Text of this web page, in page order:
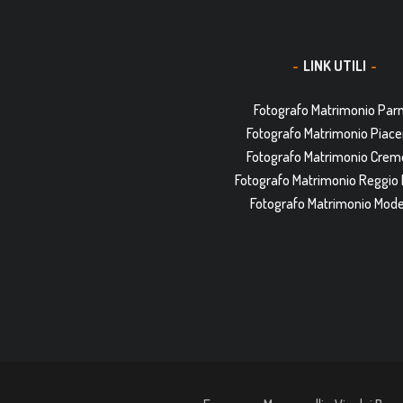
LINK UTILI
Fotografo Matrimonio
Fotografo Matrimonio
Fotografo Matrimonio
Fotografo Matrimonio Reggio
Fotografo Matrimonio